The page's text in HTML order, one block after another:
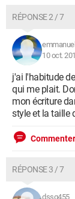
RÉPONSE 2 / 7
10 oct.
j'ai l'habitude
qui me plait.
mon écriture
style et la taille
Commenter
RÉPONSE 3 / 7
dssg455